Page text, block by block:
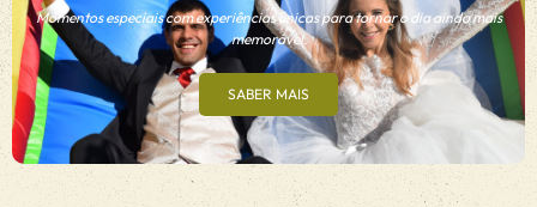
Momentos especiais com experiências únicas para tornar o dia ainda mais
memorável.
SABER MAIS